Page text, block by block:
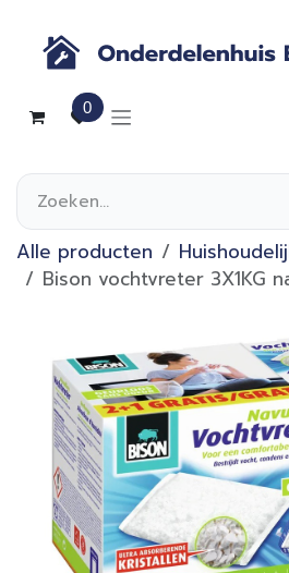
0
Alle producten
Bison vochtvreter 3X1KG